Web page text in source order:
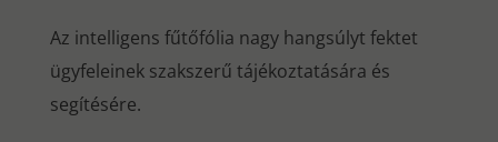
Az intelligens fűtőfólia nagy hangsúlyt fektet
ügyfeleinek szakszerű tájékoztatására és
segítésére.